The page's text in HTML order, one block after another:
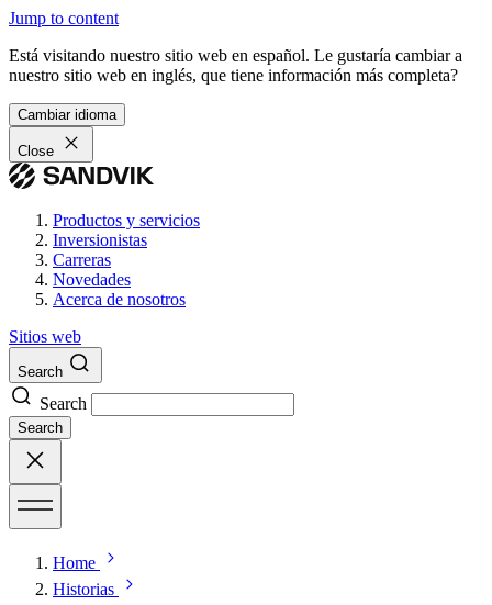
Jump to content
Está visitando nuestro sitio web en español. Le gustaría cambiar a
nuestro sitio web en inglés, que tiene información más completa?
Cambiar idioma
Close
Productos y servicios
Inversionistas
Carreras
Novedades
Acerca de nosotros
Sitios web
Search
Search
Search
Home
Historias